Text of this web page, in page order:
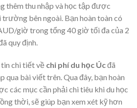
thêm thu nhập và học tập được
bên ngoài. Bạn hoàn toàn có
giờ trong tổng 40 giờ tối đa của 2
quy định.
chi tiết về chi phí du học Úcđã
qua bài viết trên. Qua đây, bạn hoàn
các mục cần phải chi tiêu khi du học
thời, sẽ giúp bạn xem xét kỹ hơn